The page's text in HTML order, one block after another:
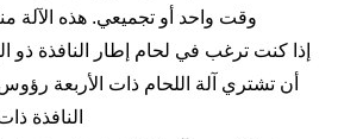
وقت واحد أو تجميعي. هذه الآلة
أن تشتري آلة اللحام ذات الأربعة
النافذة